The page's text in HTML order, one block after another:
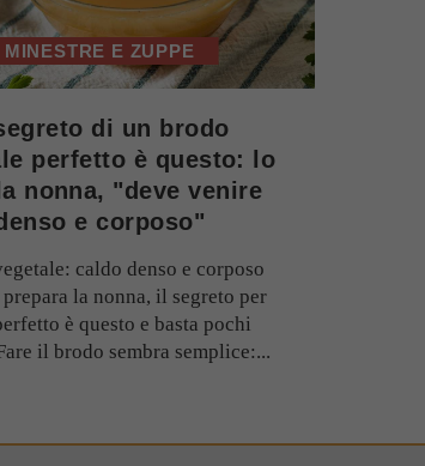
MINESTRE E ZUPPE
di un brodo
perfetto è questo: lo
nonna, "deve venire
e corposo"
caldo denso e corposo
la nonna, il segreto per
è questo e basta pochi
il brodo sembra semplice:...